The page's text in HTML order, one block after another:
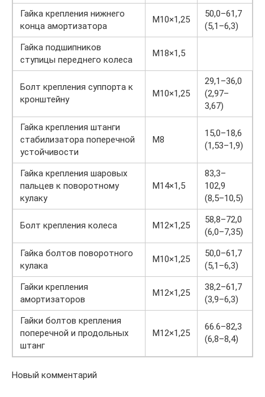
Гайка крепления нижнего
конца амортизатора
М10×1,25
50,0–61,7
(5,1–6,3)
Гайка подшипников
ступицы переднего колеса
М18×1,5
Болт крепления суппорта к
кронштейну
М10×1,25
29,1–36,0
(2,97–
3,67)
Гайка крепления штанги
стабилизатора поперечной
устойчивости
М8
15,0–18,6
(1,53–1,9)
Гайка крепления шаровых
пальцев к поворотному
кулаку
М14×1,5
83,3–
102,9
(8,5–10,5)
Болт крепления колеса М12×1,25
58,8–72,0
(6,0–7,35)
Гайка болтов поворотного
кулака
М10×1,25
50,0–61,7
(5,1–6,3)
Гайки крепления
амортизаторов
М12×1,25
38,2–61,7
(3,9–6,3)
Гайки болтов крепления
поперечной и продольных
штанг
М12×1,25
66.6–82,3
(6,8–8,4)
Новый комментарий